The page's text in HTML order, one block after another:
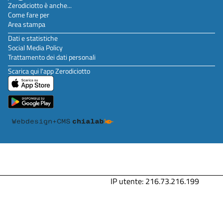
Zerodiciotto è anche...
Come fare per
Area stampa
Dati e statistiche
Social Media Policy
Trattamento dei dati personali
Scarica qui l'app Zerodiciotto
IP utente: 216.73.216.199